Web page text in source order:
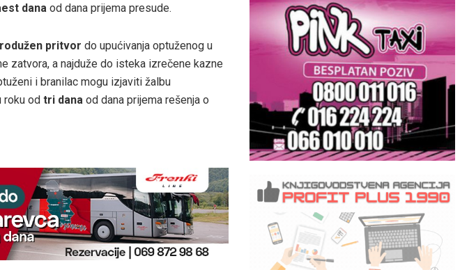
dana od dana prijema presude.
pritvor do upućivanja optuženog u
zatvora, a najduže do isteka izrečene kazne
i branilac mogu izjaviti žalbu
roku od tri dana od dana prijema rešenja o